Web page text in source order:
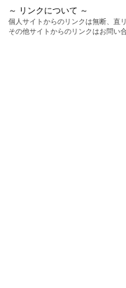
～ リンクについて ～
個人サイトからのリンクは無断、直
その他サイトからのリンクはお問い